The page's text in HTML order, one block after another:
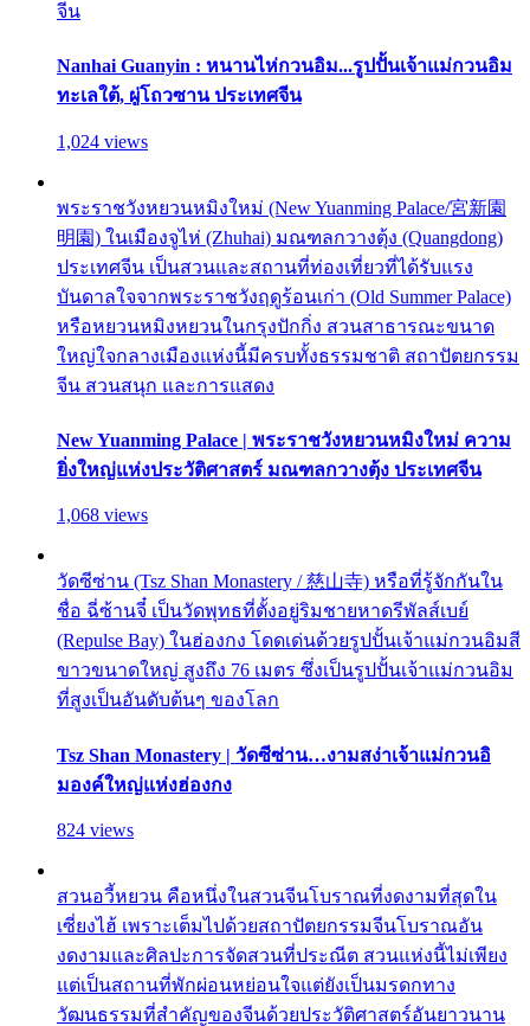
จีน
Nanhai Guanyin : หนานไห่กวนอิม...รูปปั้นเจ้าแม่กวนอิม
ทะเลใต้, ผู่โถวซาน ประเทศจีน
1,024 views
พระราชวังหยวนหมิงใหม่ (New Yuanming Palace/宮新園
明園) ในเมืองจูไห่ (Zhuhai) มณฑลกวางตุ้ง (Quangdong)
ประเทศจีน เป็นสวนและสถานที่ท่องเที่ยวที่ได้รับแรง
บันดาลใจจากพระราชวังฤดูร้อนเก่า (Old Summer Palace)
หรือหยวนหมิงหยวนในกรุงปักกิ่ง สวนสาธารณะขนาด
ใหญ่ใจกลางเมืองแห่งนี้มีครบทั้งธรรมชาติ สถาปัตยกรรม
จีน สวนสนุก และการแสดง
New Yuanming Palace | พระราชวังหยวนหมิงใหม่ ความ
ยิ่งใหญ่แห่งประวัติศาสตร์ มณฑลกวางตุ้ง ประเทศจีน
1,068 views
วัดซีซ่าน (Tsz Shan Monastery / 慈山寺) หรือที่รู้จักกันใน
ชื่อ ฉี่ซ้านจี๋ เป็นวัดพุทธที่ตั้งอยู่ริมชายหาดรีพัลส์เบย์
(Repulse Bay) ในฮ่องกง โดดเด่นด้วยรูปปั้นเจ้าแม่กวนอิมสี
ขาวขนาดใหญ่ สูงถึง 76 เมตร ซึ่งเป็นรูปปั้นเจ้าแม่กวนอิม
ที่สูงเป็นอันดับต้นๆ ของโลก
Tsz Shan Monastery | วัดซีซ่าน…งามสง่าเจ้าแม่กวนอิ
มองค์ใหญ่แห่งฮ่องกง
824 views
สวนอวี้หยวน คือหนึ่งในสวนจีนโบราณที่งดงามที่สุดใน
เซี่ยงไฮ้ เพราะเต็มไปด้วยสถาปัตยกรรมจีนโบราณอัน
งดงามและศิลปะการจัดสวนที่ประณีต สวนแห่งนี้ไม่เพียง
แต่เป็นสถานที่พักผ่อนหย่อนใจแต่ยังเป็นมรดกทาง
วัฒนธรรมที่สำคัญของจีนด้วยประวัติศาสตร์อันยาวนาน